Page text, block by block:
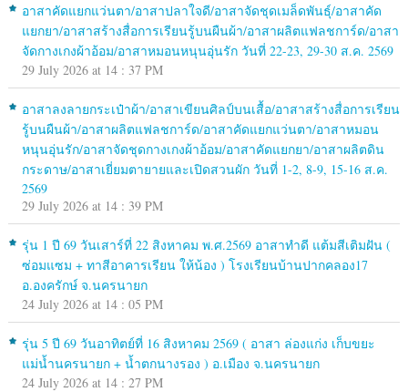
อาสาคัดแยกแว่นตา/อาสาปลาใจดี/อาสาจัดชุดเมล็ดพันธุ์/อาสาคัด
แยกยา/อาสาสร้างสื่อการเรียนรู้บนผืนผ้า/อาสาผลิตแฟลชการ์ด/อาสา
จัดกางเกงผ้าอ้อม/อาสาหมอนหนุนอุ่นรัก วันที่ 22-23, 29-30 ส.ค. 2569
29 July 2026 at 14 : 37 PM
อาสาลงลายกระเป๋าผ้า/อาสาเขียนศิลป์บนเสื้อ/อาสาสร้างสื่อการเรียน
รู้บนผืนผ้า/อาสาผลิตแฟลชการ์ด/อาสาคัดแยกแว่นตา/อาสาหมอน
หนุนอุ่นรัก/อาสาจัดชุดกางเกงผ้าอ้อม/อาสาคัดแยกยา/อาสาผลิตดิน
กระดาษ/อาสาเยี่ยมตายายและเปิดสวนผัก วันที่ 1-2, 8-9, 15-16 ส.ค.
2569
29 July 2026 at 14 : 39 PM
รุ่น 1 ปี 69 วันเสาร์ที่ 22 สิงหาคม พ.ศ.2569 อาสาทำดี แต้มสีเติมฝัน (
ซ่อมแซม + ทาสีอาคารเรียน ให้น้อง ) โรงเรียนบ้านปากคลอง17
อ.องครักษ์ จ.นครนายก
24 July 2026 at 14 : 05 PM
รุ่น 5 ปี 69 วันอาทิตย์ที่ 16 สิงหาคม 2569 ( อาสา ล่องแก่ง เก็บขยะ
แม่น้ำนครนายก + น้ำตกนางรอง ) อ.เมือง จ.นครนายก
24 July 2026 at 14 : 27 PM